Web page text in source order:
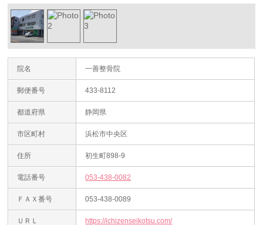
院名 一善整骨院
郵便番号 433-8112
都道府県 静岡県
市区町村 浜松市中央区
住所 初生町898-9
電話番号 053-438-0082
ＦＡＸ番号 053-438-0089
ＵＲＬ https://ichizenseikotsu.com/